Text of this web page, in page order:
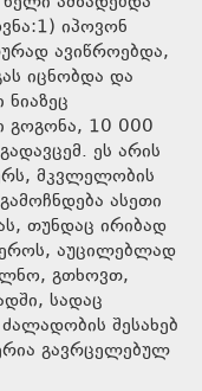
იპოვონ
ავიწროებდა,
იცნობდა და
გოგონა, 10 000
ეს არის
მკვლელობის
ასეთი
თუნდაც ირიბად
აუცილებლად
გთხოვთ,
სადაც
შესახებ
გავრცელებულ